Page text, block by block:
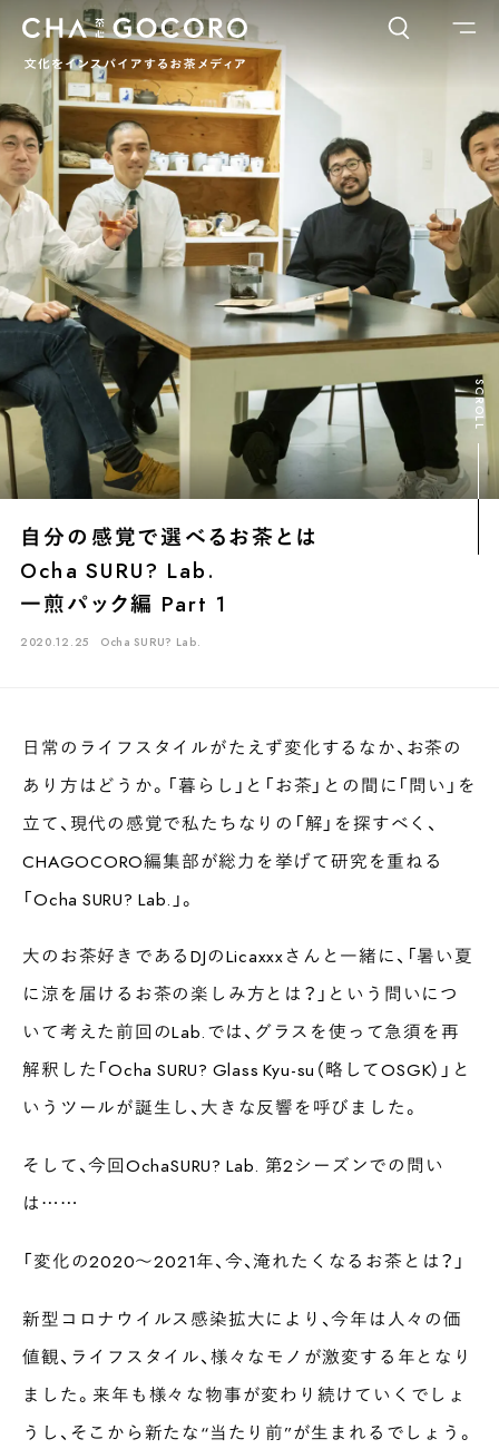
ワードでさがす
カテゴリでさがす
INTERVIEW CHAGOCORO TALK イベント 日本茶、再発見
茶と器 茶と食 茶のつくり手たち Ocha SURU? Lab.
PAUSE & INSPIRE ファーストプレイスで、お茶を
COLOURS BY CHAGOCORO
お茶でさがす
ブレンドティー 釜炒り茶 番茶 台湾茶
ハーブティー 白葉茶 玉露
白茶 烏龍茶 ミルクティー
新潟 神奈川 群馬 栃木 熊本 島根
岐阜 愛知 三重 鹿児島 長崎 京都 山梨
香川 岡山 広島
自分の感覚で選べるお茶とは
Ocha SURU? Lab.
一煎パック編 Part 1
2020.12.25 Ocha SURU? Lab.
SCROLL
日常のライフスタイルがたえず変化するなか、お茶の
あり方はどうか。「暮らし」と「お茶」との間に「問い」を
立て、現代の感覚で私たちなりの「解」を探すべく、
CHAGOCORO編集部が総力を挙げて研究を重ねる
「Ocha SURU? Lab.」。
大のお茶好きであるDJのLicaxxxさんと一緒に、「暑い夏
に涼を届けるお茶の楽しみ方とは？」という問いにつ
いて考えた前回のLab.では、グラスを使って急須を再
解釈した「Ocha SURU? Glass Kyu-su（略してOSGK）」と
いうツールが誕生し、大きな反響を呼びました。
そして、今回OchaSURU? Lab. 第2シーズンでの問い
は……
「変化の2020〜2021年、今、淹れたくなるお茶とは？」
新型コロナウイルス感染拡大により、今年は人々の価
値観、ライフスタイル、様々なモノが激変する年となり
ました。来年も様々な物事が変わり続けていくでしょ
うし、そこから新たな“当たり前”が生まれるでしょう。